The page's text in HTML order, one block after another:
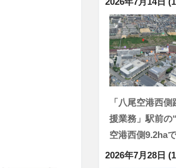
「八尾空港西
援業務」駅前
空港西側9.2ha
2026年7月28日